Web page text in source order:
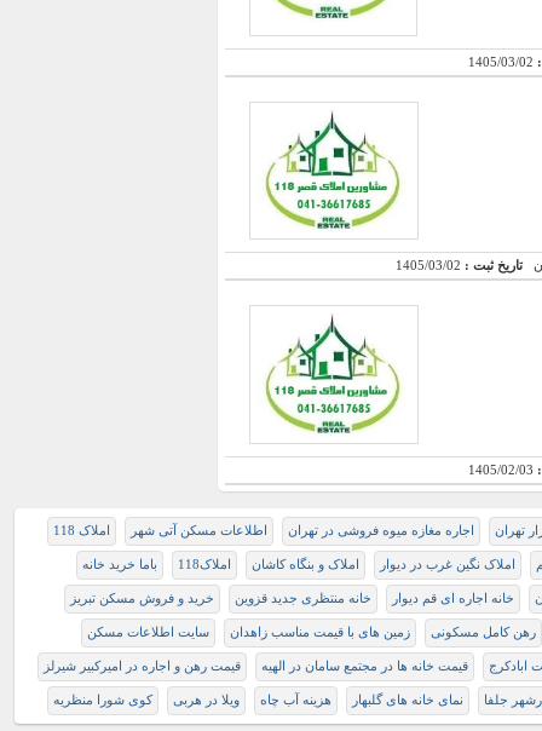
1405/03/02
تاریخ ثبت : 1405/03/02
1405/02/03
تهران اجاره مغازه میوه فروشی در تهران اطلاعات مسکن آتی شهر املاک 118
املاک نگین غرب در دیوار املاک و بنگاه کاشان املاک118 باما خريد خانه
خانه اجاره ای قم دیوار خانه منتظری جدید قزوین خريد و فروش مسكن تبريز
رهن کامل مسکونی زمین های با قیمت مناسب زاهدان سایت اطلاعات مسکن
ابادکرج قیمت خانه ها در مجتمع سامان در الهیه قیمت رهن و اجاره در امیرکبیر شیرلز
جلفا نمای خانه های گلبهار هزینه آب چاه ویلا در هربی کوی شورا منظریه